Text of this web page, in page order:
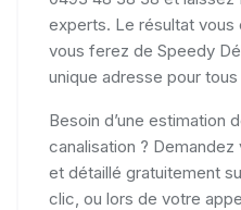
experts. Le résultat vous
vous ferez de Speedy
unique adresse pour
Besoin d’une estimation
canalisation ?
et détaillé gratuitement
clic, ou lors de votre